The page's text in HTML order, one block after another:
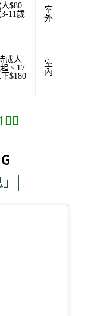
$80
3-11歲
室
外
成人
、17
$180
室
內